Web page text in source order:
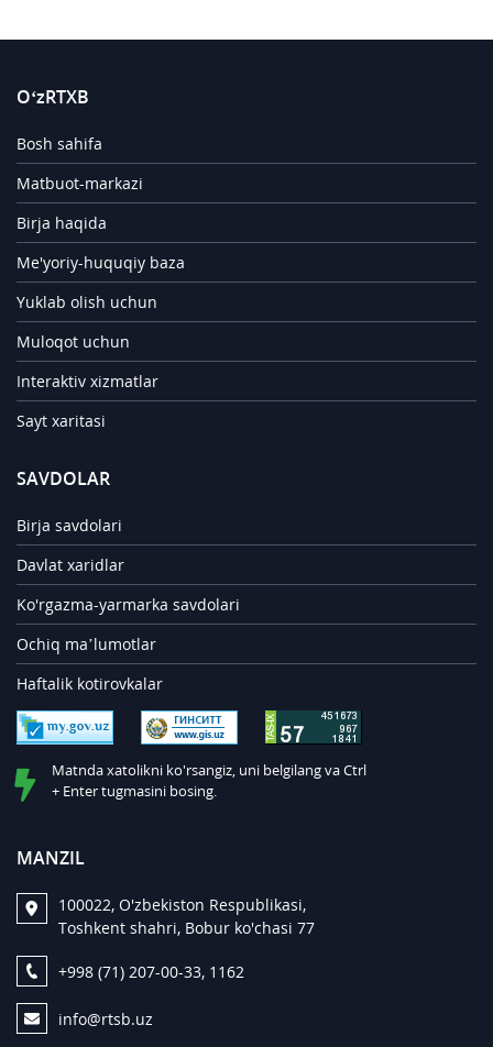
O‘zRTXB
Bosh sahifa
Matbuot-markazi
Birja haqida
Me'yoriy-huquqiy baza
Yuklab olish uchun
Muloqot uchun
Interaktiv xizmatlar
Sayt xaritasi
SAVDOLAR
Birja savdolari
Davlat xaridlar
Ko'rgazma-yarmarka savdolari
Ochiq ma’lumotlar
Haftalik kotirovkalar
Matnda xatolikni ko'rsangiz, uni belgilang va Ctrl
+ Enter tugmasini bosing.
MANZIL
100022, O'zbekiston Respublikasi,
Toshkent shahri, Bobur ko'chasi 77
+998 (71) 207-00-33, 1162
info@rtsb.uz